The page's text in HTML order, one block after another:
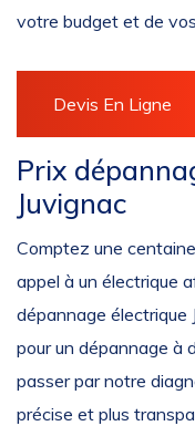
votre budget et de
Devis En Ligne
Prix
Juvignac
Comptez une
appel à un électrique
dépannage électrique
pour un dépannage à
passer par notre
précise et plus